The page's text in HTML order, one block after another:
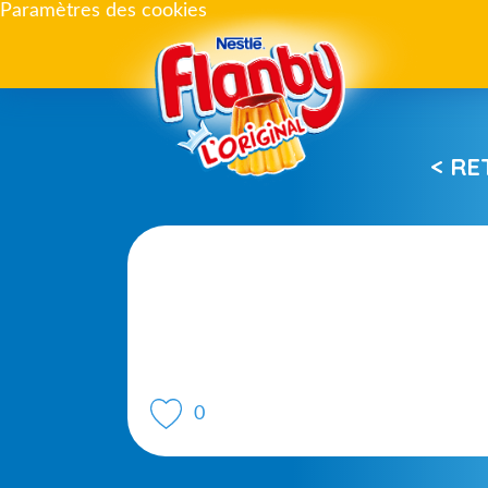
Paramètres des cookies
<
0